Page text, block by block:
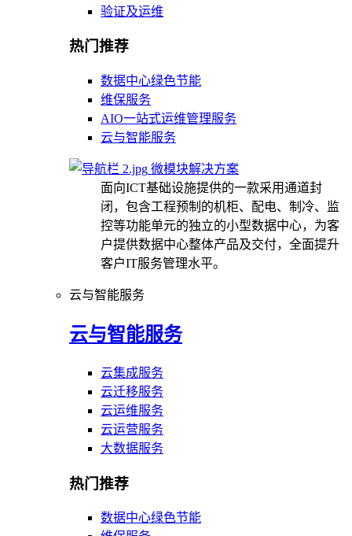
验证及运维
热门推荐
数据中心绿色节能
维保服务
AIO一站式运维管理服务
云与智能服务
微模块解决方案
面向ICT基础设施提供的一款采用通道封
闭，包含工程预制的机柜、配电、制冷、监
控等功能单元的独立的小型数据中心，为客
户提供数据中心整体产品及交付，全面提升
客户IT服务管理水平。
云与智能服务
云与智能服务
云集成服务
云迁移服务
云运维服务
云运营服务
大数据服务
热门推荐
数据中心绿色节能